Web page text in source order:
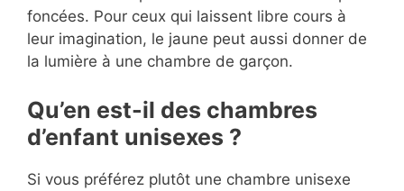
foncées. Pour ceux qui laissent libre cours à
leur imagination, le jaune peut aussi donner de
la lumière à une chambre de garçon.
Qu’en est-il des chambres
d’enfant unisexes ?
Si vous préférez plutôt une chambre unisexe